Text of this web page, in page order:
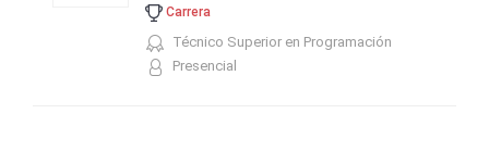
Carrera
Técnico Superior en Programación
Presencial